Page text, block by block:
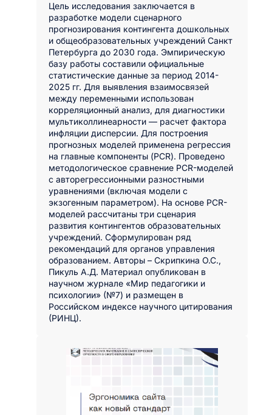
Цель исследования заключается в
разработке модели сценарного
прогнозирования контингента дошкольных
и общеобразовательных учреждений Санкт
Петербурга до 2030 года. Эмпирическую
базу работы составили официальные
статистические данные за период 2014-
2025 гг. Для выявления взаимосвязей
между переменными использован
корреляционный анализ, для диагностики
мультиколлинеарности — расчет фактора
инфляции дисперсии. Для построения
прогнозных моделей применена регрессия
на главные компоненты (PCR). Проведено
методологическое сравнение PCR-моделей
с авторегрессионными разностными
уравнениями (включая модели с
экзогенным параметром). На основе PCR-
моделей рассчитаны три сценария
развития контингентов образовательных
учреждений. Сформулирован ряд
рекомендаций для органов управления
образованием. Авторы – Скрипкина О.С.,
Пикуль А.Д. Материал опубликован в
научном журнале «Мир педагогики и
психологии» (№7) и размещен в
Российском индексе научного цитирования
(РИНЦ).